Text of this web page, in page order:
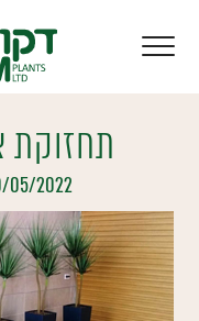
תחזוקת
05/2022